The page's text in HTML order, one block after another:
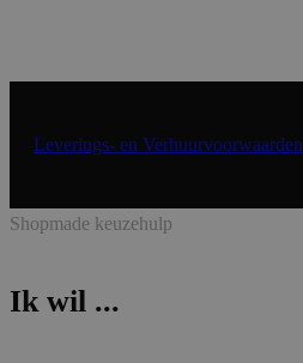
Leverings- en Verhuurvoorwaarden
Shopmade keuzehulp
Ik wil ...